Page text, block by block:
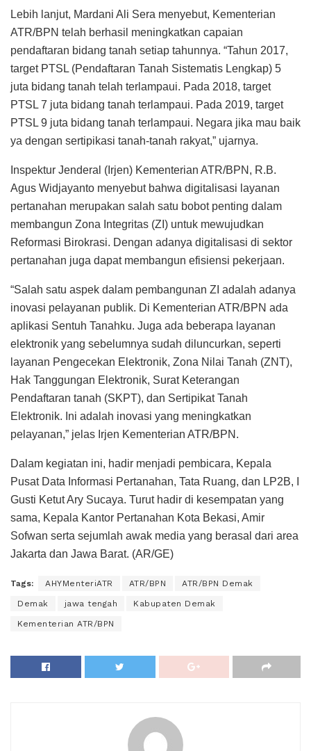
Lebih lanjut, Mardani Ali Sera menyebut, Kementerian
ATR/BPN telah berhasil meningkatkan capaian
pendaftaran bidang tanah setiap tahunnya. “Tahun 2017,
target PTSL (Pendaftaran Tanah Sistematis Lengkap) 5
juta bidang tanah telah terlampaui. Pada 2018, target
PTSL 7 juta bidang tanah terlampaui. Pada 2019, target
PTSL 9 juta bidang tanah terlampaui. Negara jika mau baik
ya dengan sertipikasi tanah-tanah rakyat,” ujarnya.
Inspektur Jenderal (Irjen) Kementerian ATR/BPN, R.B.
Agus Widjayanto menyebut bahwa digitalisasi layanan
pertanahan merupakan salah satu bobot penting dalam
membangun Zona Integritas (ZI) untuk mewujudkan
Reformasi Birokrasi. Dengan adanya digitalisasi di sektor
pertanahan juga dapat membangun efisiensi pekerjaan.
“Salah satu aspek dalam pembangunan ZI adalah adanya
inovasi pelayanan publik. Di Kementerian ATR/BPN ada
aplikasi Sentuh Tanahku. Juga ada beberapa layanan
elektronik yang sebelumnya sudah diluncurkan, seperti
layanan Pengecekan Elektronik, Zona Nilai Tanah (ZNT),
Hak Tanggungan Elektronik, Surat Keterangan
Pendaftaran tanah (SKPT), dan Sertipikat Tanah
Elektronik. Ini adalah inovasi yang meningkatkan
pelayanan,” jelas Irjen Kementerian ATR/BPN.
Dalam kegiatan ini, hadir menjadi pembicara, Kepala
Pusat Data Informasi Pertanahan, Tata Ruang, dan LP2B, I
Gusti Ketut Ary Sucaya. Turut hadir di kesempatan yang
sama, Kepala Kantor Pertanahan Kota Bekasi, Amir
Sofwan serta sejumlah awak media yang berasal dari area
Jakarta dan Jawa Barat. (AR/GE)
Tags: AHYMenteriATR ATR/BPN ATR/BPN Demak
Demak jawa tengah Kabupaten Demak
Kementerian ATR/BPN